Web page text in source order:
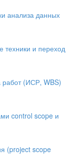
анализа данных
техники и переход
работ (ИСР, WBS)
control scope и
(project scope